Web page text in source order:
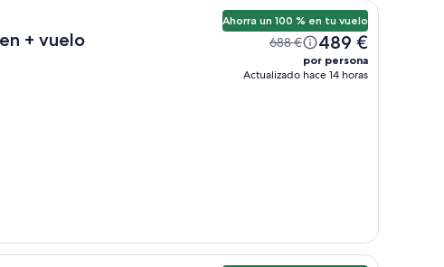
+ vuelo
Ahorra un 100 % en tu vuelo
688 € 489 €
por persona
Actualizado hace 14 horas